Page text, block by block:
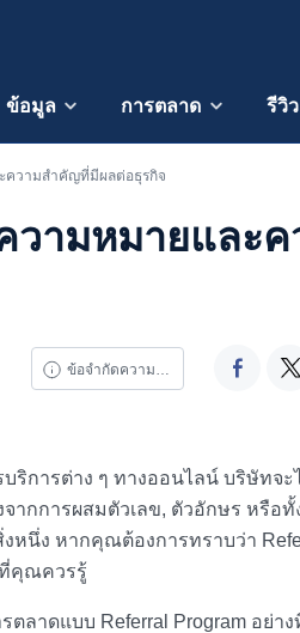
ข้อมูล การตลาด รีวิว
ความสำคัญที่มีผลต่อธุรกิจ
วามหมายและ
การต่าง ๆ ทางออนไลน์ บริษัทจะ
จากการผสมตัวเลข, ตัวอักษร หรือ
หนึ่ง หากคุณต้องการทราบว่า
คุณควรรู้
ตลาดแบบ Referral Program อย่า